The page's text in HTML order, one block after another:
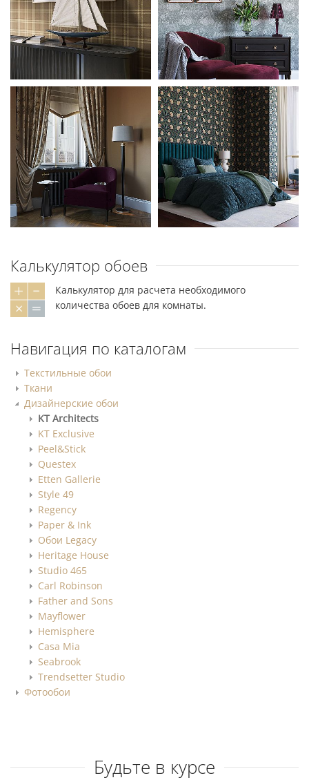
Калькулятор обоев
Калькулятор для расчета необходимого
количества обоев для комнаты.
Навигация по каталогам
Текстильные обои
Ткани
Дизайнерские обои
KT Architects
KT Exclusive
Peel&Stick
Questex
Etten Gallerie
Style 49
Regency
Paper & Ink
Обои Legacy
Heritage House
Studio 465
Carl Robinson
Father and Sons
Mayflower
Hemisphere
Casa Mia
Seabrook
Trendsetter Studio
Фотообои
Будьте в курсе